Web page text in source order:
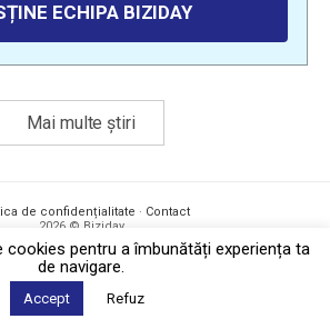
ECHIPA BIZIDAY
Mai multe știri
de confidențialitate · Contact
2026 © Biziday
pentru a îmbunătăți experiența ta
de navigare.
Accept Refuz